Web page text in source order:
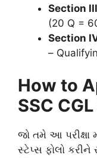
Section
(20 Q =
Section
–
How to
SSC
જો તમે આ પરીક્ષા
સ્ટેપ્સ ફોલો